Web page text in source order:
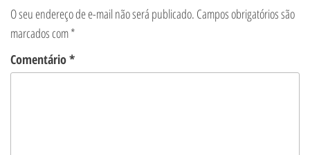
O seu endereço de e-mail não será publicado. Campos obrigatórios são
marcados com*
Comentário*